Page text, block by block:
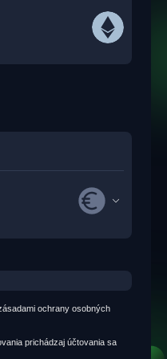
ochrany osobných
prichádzaj účtovania sa